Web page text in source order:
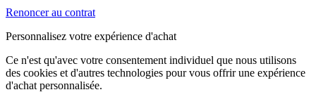
Renoncer au contrat
Personnalisez votre expérience d'achat
Ce n'est qu'avec votre consentement individuel que nous utilisons
des cookies et d'autres technologies pour vous offrir une expérience
d'achat personnalisée.